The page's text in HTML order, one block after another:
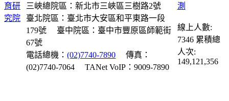
三峽總院區：新北市三峽區三樹路2號
臺北院區：臺北市大安區和平東路一段
179號
臺中院區：臺中市豐原區師範街
67號
電話總機：(02)7740-7890
傳真：
(02)7740-7064
TANet VoIP：9009-7890
線上人數:
7346 累積總
人次:
149,121,356